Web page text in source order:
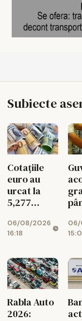
Subiecte
Cotațiile
euro au
urcat la
5,277
06/08/2026
16:18
06/
Rabla Auto
2026: